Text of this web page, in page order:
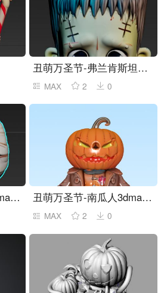
丑萌万圣节-弗兰肯斯坦素模
MAX 2 0
丑萌万圣节-绷带人3dmax素模 丑萌万圣节-南瓜人3dmax素模
MAX 2 0